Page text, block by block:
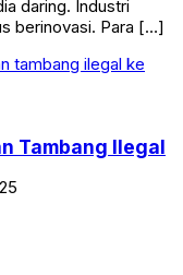
daring. Industri
berinovasi. Para […]
Tambang Ilegal